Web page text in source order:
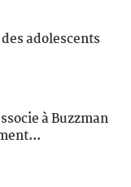
adolescents
à Buzzman